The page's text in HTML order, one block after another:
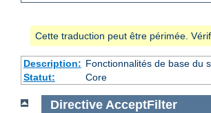
Cette traduction peut être périmée.
Description: Fonctionnalités de base du
Statut:
Core
Directive AcceptFilter